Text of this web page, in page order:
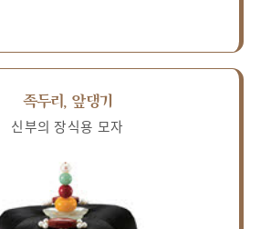
족두리, 앞댕기
신부의 장식용 모자